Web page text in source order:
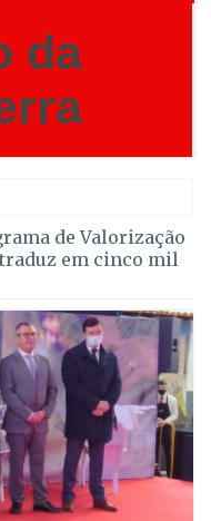
a
de Valorização
em cinco mil